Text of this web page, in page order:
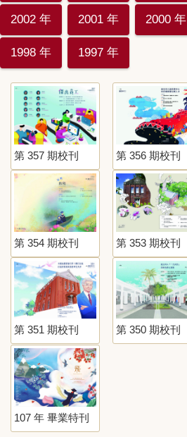
2002 年 2001 年 2000 年
1998 年 1997 年
第 357 期校刊 第 356 期校刊
第 354 期校刊 第 353 期校刊
第 351 期校刊 第 350 期校刊
107 年 畢業特刊